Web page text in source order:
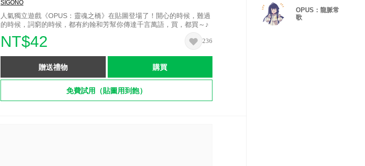
SIGONO
人氣獨立遊戲《OPUS：靈魂之橋》在貼圖登場了！開心的時候，難過
的時候，詞窮的時候，都有約翰和芳幫你傳達千言萬語，買，都買～♪
NT$42 236
贈送禮物 購買
免費試用（貼圖用到飽）
OPUS：龍脈常
歌